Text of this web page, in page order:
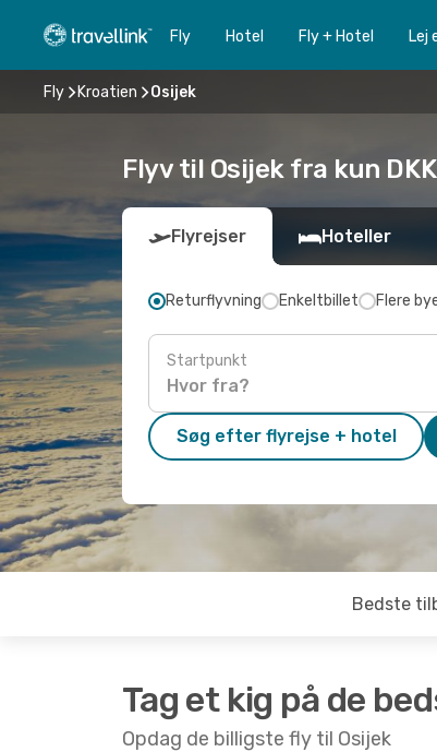
Fly Hotel Fly + Hotel Lej
Fly Kroatien Osijek
Flyv til Osijek fra kun
Flyrejser Hoteller
Returflyvning Enkeltbillet Flere
Startpunkt
Søg efter flyrejse + hotel
Bedste
Tag et kig på de
Opdag de billigste fly til Osijek